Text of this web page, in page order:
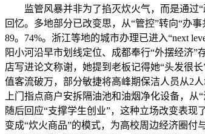
监管风暴并非为了掐灭炊火气，而是通过“
回忆。多地部分已改变思，从“管控”转向“办
89。74%。浙江等地的城市办理已进入“next
阳小河沿早市划线定位、成都奉行“外摆经济
店写进论文称谢，她提到老板记得她“头发很
值客流破万，部分敏捷将高峰期保洁人员从2
上门指点商户安拆隔油池和油烟净化设备，
随后回应“支撑学生创业”，这种立场改变表
变成“炊火商品”的模式，为高校周边经济圈